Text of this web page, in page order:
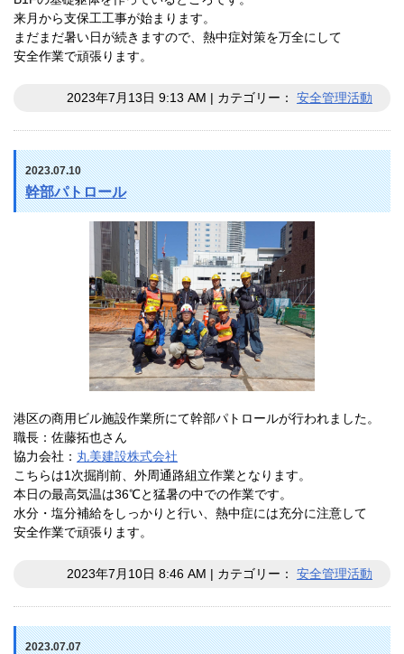
来月から支保工工事が始まります。
まだまだ暑い日が続きますので、熱中症対策を万全にして
安全作業で頑張ります。
2023年7月13日 9:13 AM | カテゴリー： 安全管理活動
2023.07.10
幹部パトロール
港区の商用ビル施設作業所にて幹部パトロールが行われました。
職長：佐藤拓也さん
協力会社： 丸美建設株式会社
こちらは1次掘削前、外周通路組立作業となります。
本日の最高気温は36℃と猛暑の中での作業です。
水分・塩分補給をしっかりと行い、熱中症には充分に注意して
安全作業で頑張ります。
2023年7月10日 8:46 AM | カテゴリー： 安全管理活動
2023.07.07